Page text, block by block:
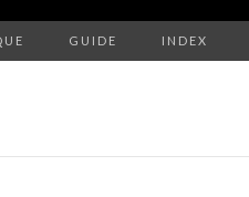
GUIDE INDEX